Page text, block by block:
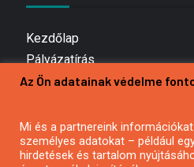
Kezdőlap
Pályázatírás
Bemutatkozás
Hírlevél feliratkozás
Impresszum
Az Ön adatainak védelme
Mi és a partnereink
személyes adatokat – például
hirdetések és tartalom